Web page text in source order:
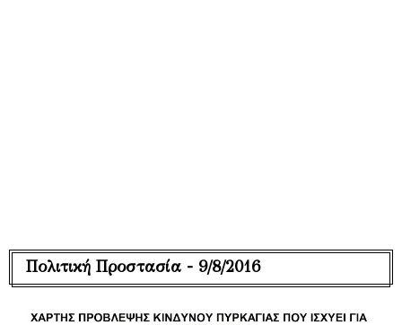
Πολιτική Προστασία - 9/8/2016